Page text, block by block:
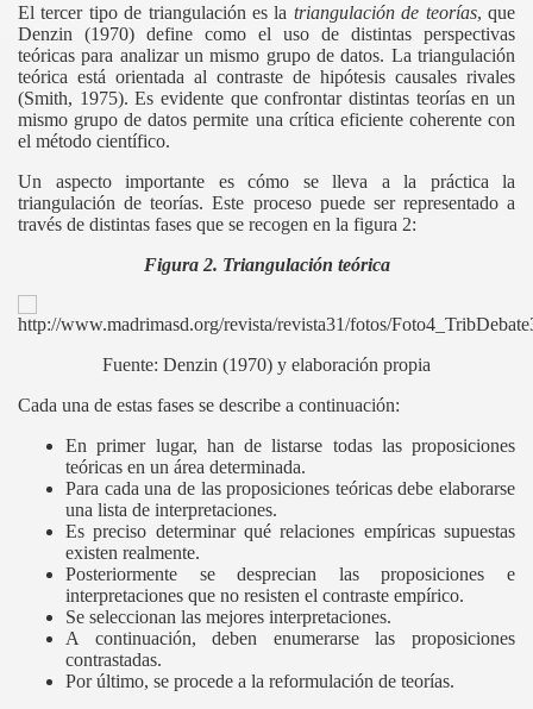
El tercer tipo de triangulación es la triangulación de teorías, que
Denzin (1970) define como el uso de distintas perspectivas
teóricas para analizar un mismo grupo de datos. La triangulación
teórica está orientada al contraste de hipótesis causales rivales
(Smith, 1975). Es evidente que confrontar distintas teorías en un
mismo grupo de datos permite una crítica eficiente coherente con
el método científico.
Un aspecto importante es cómo se lleva a la práctica la
triangulación de teorías. Este proceso puede ser representado a
través de distintas fases que se recogen en la figura 2:
Figura 2. Triangulación teórica
Fuente: Denzin (1970) y elaboración propia
Cada una de estas fases se describe a continuación:
En primer lugar, han de listarse todas las proposiciones
teóricas en un área determinada.
Para cada una de las proposiciones teóricas debe elaborarse
una lista de interpretaciones.
Es preciso determinar qué relaciones empíricas supuestas
existen realmente.
Posteriormente se desprecian las proposiciones e
interpretaciones que no resisten el contraste empírico.
Se seleccionan las mejores interpretaciones.
A continuación, deben enumerarse las proposiciones
contrastadas.
Por último, se procede a la reformulación de teorías.